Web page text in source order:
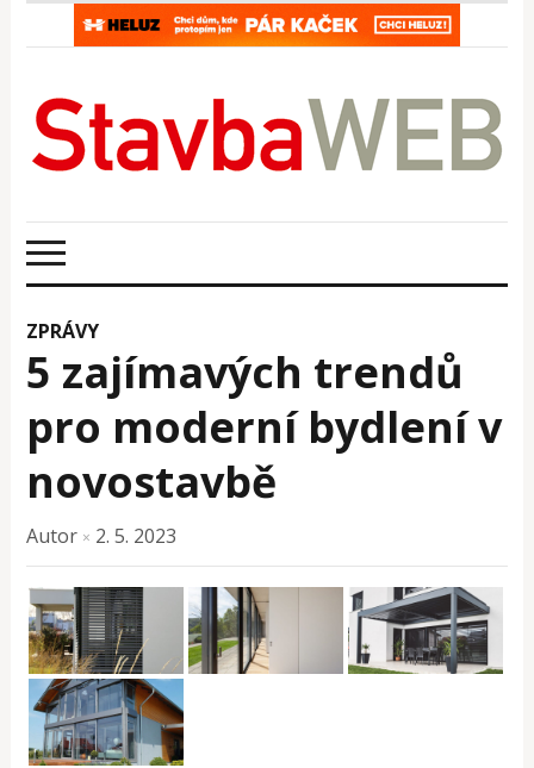
ZPRÁVY
5 zajímavých trendů
pro moderní bydlení v
novostavbě
Autor × 2. 5. 2023